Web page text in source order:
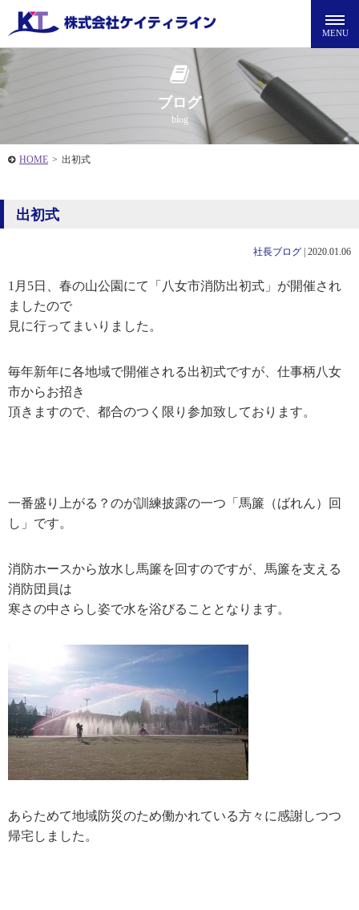
ブログ
blog
HOME > 出初式
出初式
社長ブログ 2020.01.06
1月5日、春の山公園にて「八女市消防出初式」が開催され
ましたので
見に行ってまいりました。
毎年新年に各地域で開催される出初式ですが、仕事柄八女
市からお招き
頂きますので、都合のつく限り参加致しております。
一番盛り上がる？のが訓練披露の一つ「馬簾（ばれん）回
し」です。
消防ホースから放水し馬簾を回すのですが、馬簾を支える
消防団員は
寒さの中さらし姿で水を浴びることとなります。
あらためて地域防災のため働かれている方々に感謝しつつ
帰宅しました。